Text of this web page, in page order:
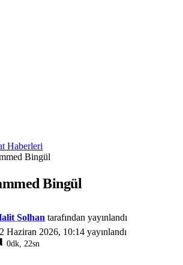
Haberleri
Bingül
Bingül
Solhan tarafından yayınlandı
Haziran 2026, 10:14 yayınlandı
0dk, 22sn